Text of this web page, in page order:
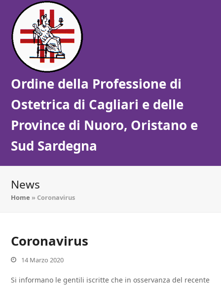
Ordine della Professione di
Ostetrica di Cagliari e delle
Province di Nuoro, Oristano e
Sud Sardegna
News
Home » Coronavirus
Coronavirus
14 Marzo 2020
Si informano le gentili iscritte che in osservanza del recente